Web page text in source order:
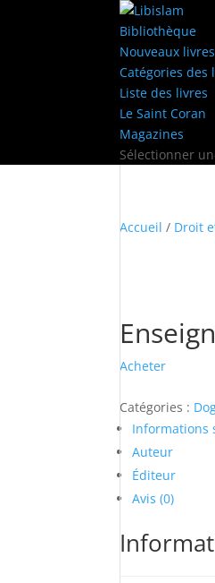
Bibliothèque
Nouveaux livres
Catégories des
Liste des livres
Le Saint Coran
Magazines
Sélectionner
Accueil / Droit
Acheter
Catégories :
Informations
Auteur
Éditeur
Avis (0)